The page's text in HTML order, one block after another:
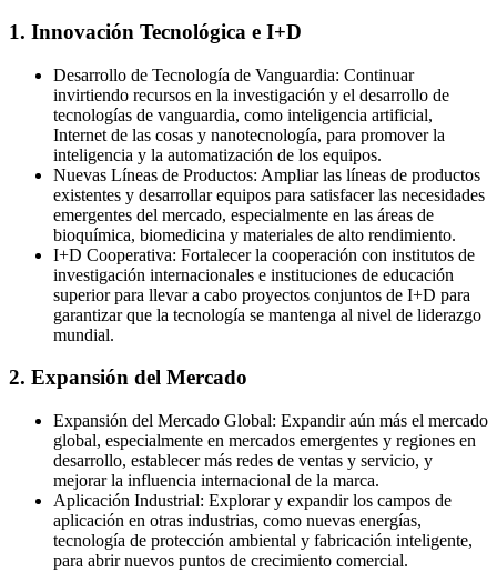
1. Innovación Tecnológica e I+D
Desarrollo de Tecnología de Vanguardia: Continuar
invirtiendo recursos en la investigación y el desarrollo de
tecnologías de vanguardia, como inteligencia artificial,
Internet de las cosas y nanotecnología, para promover la
inteligencia y la automatización de los equipos.
Nuevas Líneas de Productos: Ampliar las líneas de productos
existentes y desarrollar equipos para satisfacer las necesidades
emergentes del mercado, especialmente en las áreas de
bioquímica, biomedicina y materiales de alto rendimiento.
I+D Cooperativa: Fortalecer la cooperación con institutos de
investigación internacionales e instituciones de educación
superior para llevar a cabo proyectos conjuntos de I+D para
garantizar que la tecnología se mantenga al nivel de liderazgo
mundial.
2. Expansión del Mercado
Expansión del Mercado Global: Expandir aún más el mercado
global, especialmente en mercados emergentes y regiones en
desarrollo, establecer más redes de ventas y servicio, y
mejorar la influencia internacional de la marca.
Aplicación Industrial: Explorar y expandir los campos de
aplicación en otras industrias, como nuevas energías,
tecnología de protección ambiental y fabricación inteligente,
para abrir nuevos puntos de crecimiento comercial.